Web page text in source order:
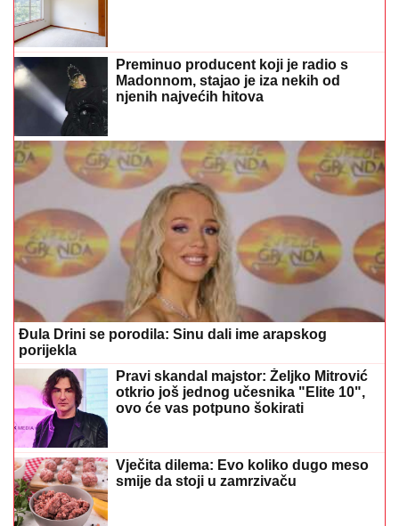
Preminuo producent koji je radio s
Madonnom, stajao je iza nekih od
njenih najvećih hitova
Đula Drini se porodila: Sinu dali ime arapskog
porijekla
Pravi skandal majstor: Željko Mitrović
otkrio još jednog učesnika "Elite 10",
ovo će vas potpuno šokirati
Vječita dilema: Evo koliko dugo meso
smije da stoji u zamrzivaču